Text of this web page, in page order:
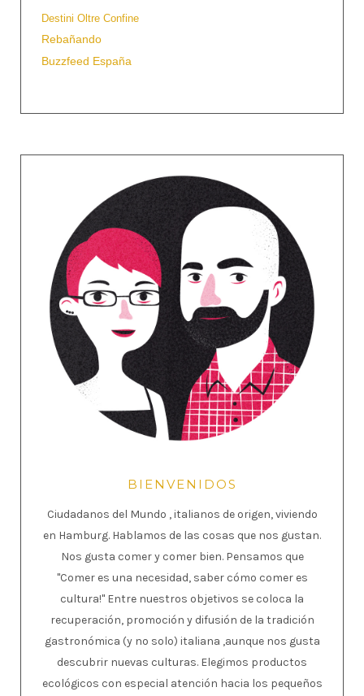
Destini Oltre Confine
Rebañando
Buzzfeed España
BIENVENIDOS
Ciudadanos del Mundo , italianos de origen, viviendo
en Hamburg. Hablamos de las cosas que nos gustan.
Nos gusta comer y comer bien. Pensamos que
"Comer es una necesidad, saber cómo comer es
cultura!" Entre nuestros objetivos se coloca la
recuperación, promoción y difusión de la tradición
gastronómica (y no solo) italiana ,aunque nos gusta
descubrir nuevas culturas. Elegimos productos
ecológicos con especial atención hacia los pequeños